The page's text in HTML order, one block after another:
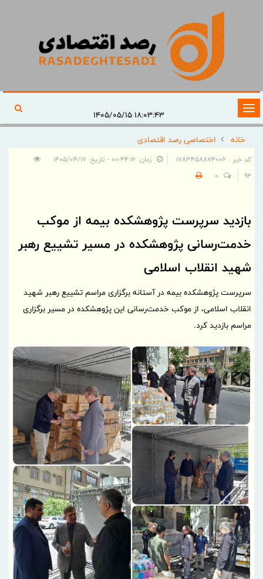
تغییر
وضعیت
ناوبری
خانه
اختصاصی رصد اقتصادی
کد خبر : 1783458874006
زمان: ۰۰:۴۴:۱۶ - تاریخ: ۱۴۰۵/۰۴/۱۷
94
0
بازدید سرپرست پژوهشكده بیمه از موكب
خدمت‌رسانی پژوهشكده در مسیر تشییع رهبر
شهید انقلاب اسلامی
سرپرست پژوهشکده بیمه در آستانه برگزاری مراسم تشییع رهبر شهید
انقلاب اسلامی، از موکب خدمت‌رسانی این پژوهشکده در مسیر برگزاری
مراسم بازدید کرد.